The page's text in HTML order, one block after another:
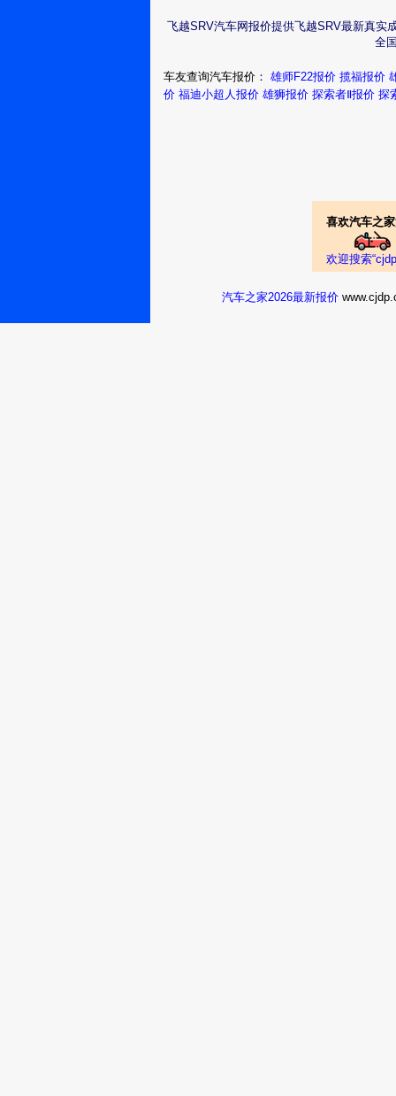
飞越SRV汽车网报价提供飞越SRV最新真实
全
车友查询汽车报价： 雄师F22报价 揽福报价
价 福迪小超人报价 雄狮报价 探索者Ⅱ报价 探
喜欢汽车之
欢迎搜索
汽车之家2026最新报价